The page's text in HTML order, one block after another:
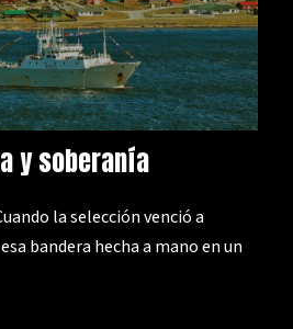
y soberanía
la selección venció a
bandera hecha a mano en un